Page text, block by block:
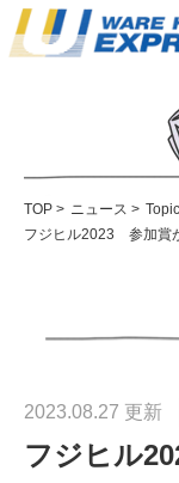
TOP > ニュース > Topic
フジヒル2023 参加賞
2023.08.27 更新
フジヒル